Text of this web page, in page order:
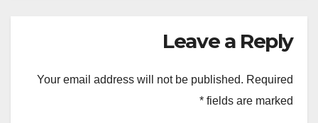
Leave a Reply
Your email address will not be published. Required
fields are marked
*